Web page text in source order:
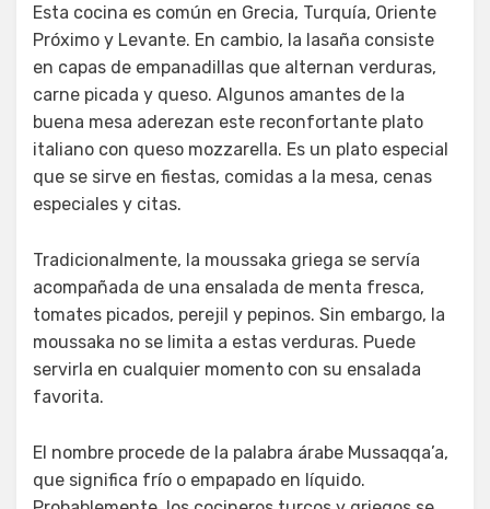
Esta cocina es común en Grecia, Turquía, Oriente
Próximo y Levante. En cambio, la lasaña consiste
en capas de empanadillas que alternan verduras,
carne picada y queso. Algunos amantes de la
buena mesa aderezan este reconfortante plato
italiano con queso mozzarella. Es un plato especial
que se sirve en fiestas, comidas a la mesa, cenas
especiales y citas.
Tradicionalmente, la moussaka griega se servía
acompañada de una ensalada de menta fresca,
tomates picados, perejil y pepinos. Sin embargo, la
moussaka no se limita a estas verduras. Puede
servirla en cualquier momento con su ensalada
favorita.
El nombre procede de la palabra árabe Mussaqqa’a,
que significa frío o empapado en líquido.